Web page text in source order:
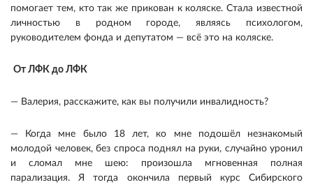
помогает тем, кто так же прикован к коляске. Стала известной
личностью в родном городе, являясь психологом,
руководителем фонда и депутатом — всё это на коляске.
От ЛФК до ЛФК
— Валерия, расскажите, как вы получили инвалидность?
— Когда мне было 18 лет, ко мне подошёл незнакомый
молодой человек, без спроса поднял на руки, случайно уронил
и сломал мне шею: произошла мгновенная полная
парализация. Я тогда окончила первый курс Сибирского